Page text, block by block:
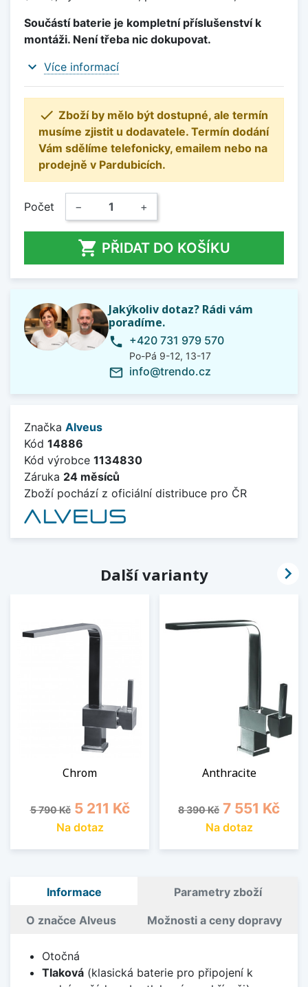
Součástí baterie je kompletní příslušenství k
montáži. Není třeba nic dokupovat.
expand_more Více informací
 Zboží by mělo být dostupné, ale termín
musíme zjistit u dodavatele. Termín dodání
Vám sdělíme telefonicky, emailem nebo na
prodejně v Pardubicích.
Počet − +
 PŘIDAT DO KOŠÍKU
Jakýkoliv dotaz? Rádi vám
poradíme.
phone +420 731 979 570
Po-Pá 9-12, 13-17
mail_outline info@trendo.cz
Značka Alveus
Kód 14886
Kód výrobce 1134830
Záruka 24 měsíců
Zboží pochází z oficiální distribuce pro ČR
Další varianty
Chrom
Běžná cena
5 790 Kč Cena
5 211 Kč
Na dotaz
Anthracite
Běžná cena
8 390 Kč Cena
7 551 Kč
Na dotaz

Informace Parametry zboží
O značce Alveus Možnosti a ceny dopravy
Otočná
Tlaková(klasická baterie pro připojení k